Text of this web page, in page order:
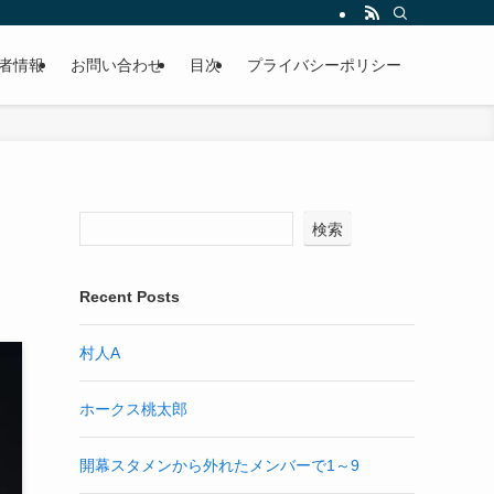
情報 お問い合わせ 目次 プライバシーポリシー
検索
Recent Posts
村人A
ホークス桃太郎
開幕スタメンから外れたメンバーで1～9